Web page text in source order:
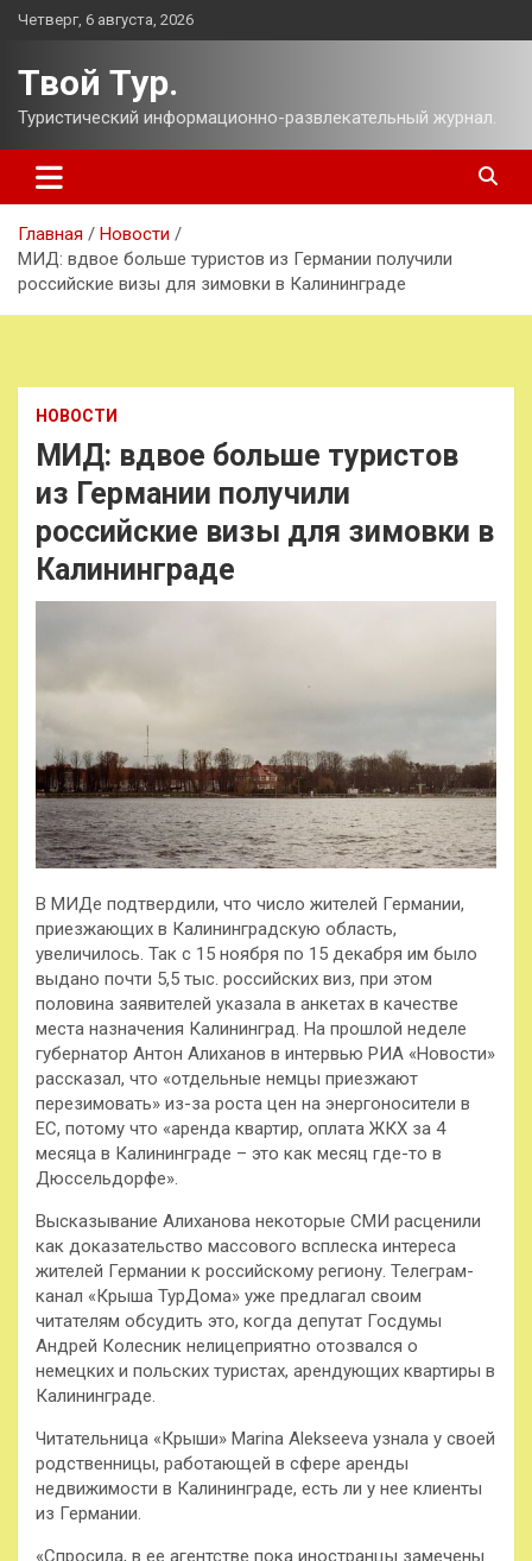
Перейти
Четверг, 6 августа, 2026
Твой Тур.
Туристический информационно-развлекательный журнал.
Главная
Новости
МИД: вдвое больше туристов из Германии получили
российские визы для зимовки в Калининграде
НОВОСТИ
МИД: вдвое больше туристов
из Германии получили
российские визы для зимовки в
Калининграде
В МИДе подтвердили, что число жителей Германии,
приезжающих в Калининградскую область,
увеличилось. Так с 15 ноября по 15 декабря им было
выдано почти 5,5 тыс. российских виз, при этом
половина заявителей указала в анкетах в качестве
места назначения Калининград. На прошлой неделе
губернатор Антон Алиханов в интервью РИА «Новости»
рассказал, что «отдельные немцы приезжают
перезимовать» из-за роста цен на энергоносители в
ЕС, потому что «аренда квартир, оплата ЖКХ за 4
месяца в Калининграде – это как месяц где-то в
Дюссельдорфе».
Высказывание Алиханова некоторые СМИ расценили
как доказательство массового всплеска интереса
жителей Германии к российскому региону. Телеграм-
канал «Крыша ТурДома» уже предлагал своим
читателям обсудить это, когда депутат Госдумы
Андрей Колесник нелицеприятно отозвался о
немецких и польских туристах, арендующих квартиры в
Калининграде.
Читательница «Крыши» Marina Alekseeva узнала у своей
родственницы, работающей в сфере аренды
недвижимости в Калининграде, есть ли у нее клиенты
из Германии.
«Спросила, в ее агентстве пока иностранцы замечены